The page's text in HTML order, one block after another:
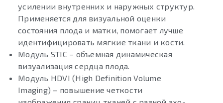
усилении внутренних и наружных структур.
Применяется для визуальной оценки
состояния плода и матки, помогает лучше
идентифицировать мягкие ткани и кости.
Модуль STIC – объемная динамическая
визуализация сердца плода.
Модуль HDVI (High Definition Volume
Imaging) – повышение четкости